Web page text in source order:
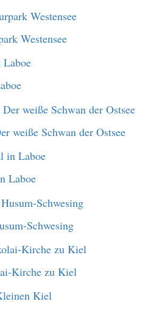
Westensee
weiße Schwan der Ostsee
Laboe
Schwesing
Kirche zu Kiel